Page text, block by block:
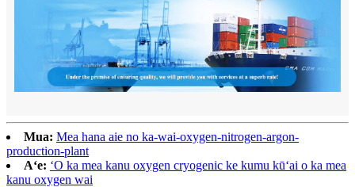
Mua: Mea hana aie no ka-wai-oxygen-nitrogen-argon-
production-plant
Aʻe: ʻO ka mea kanu oxygen cryogenic ke kumu kūʻai o ka mea
kanu oxygen wai